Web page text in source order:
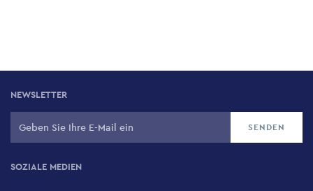
NEWSLETTER
SOZIALE MEDIEN